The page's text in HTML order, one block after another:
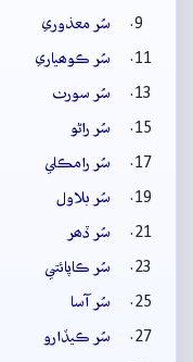
سُر معذوري
سُر ڪوھياري
سُر سورٺ
سُر راڻو
سُر رامڪلي
سُر بلاول
سُر ڏھر
سُر ڪاپائتي
سُر آسا
سُر ڪيڏارو